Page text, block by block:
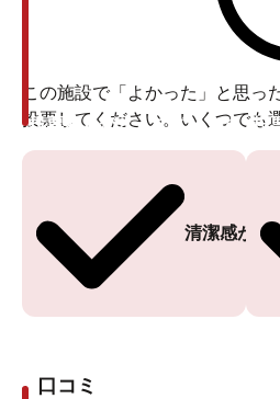
この施設で「よかった」と思っ
投票してください。いくつでも
清潔感があ
投票ありがとうございます 投
口コミ